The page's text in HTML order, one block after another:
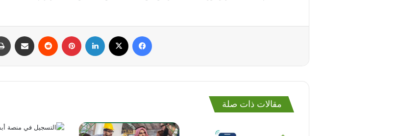
فيسبوك لينكدإن بينتيريست مشاركة عبر البريد
مقالات ذات صلة